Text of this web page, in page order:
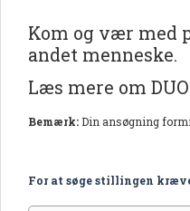
Kom og vær med
andet menneske.
Læs mere om
Bemærk:Din ansøgning
For at søge stillingen